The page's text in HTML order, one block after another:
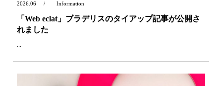
2026.06 Information
「Web eclat」ブラデリスのタイアップ記事が公開さ
れました
...